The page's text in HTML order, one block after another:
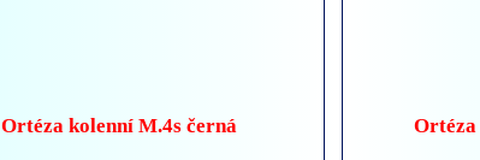
Ortéza kolenní M.4s černá Ortéza